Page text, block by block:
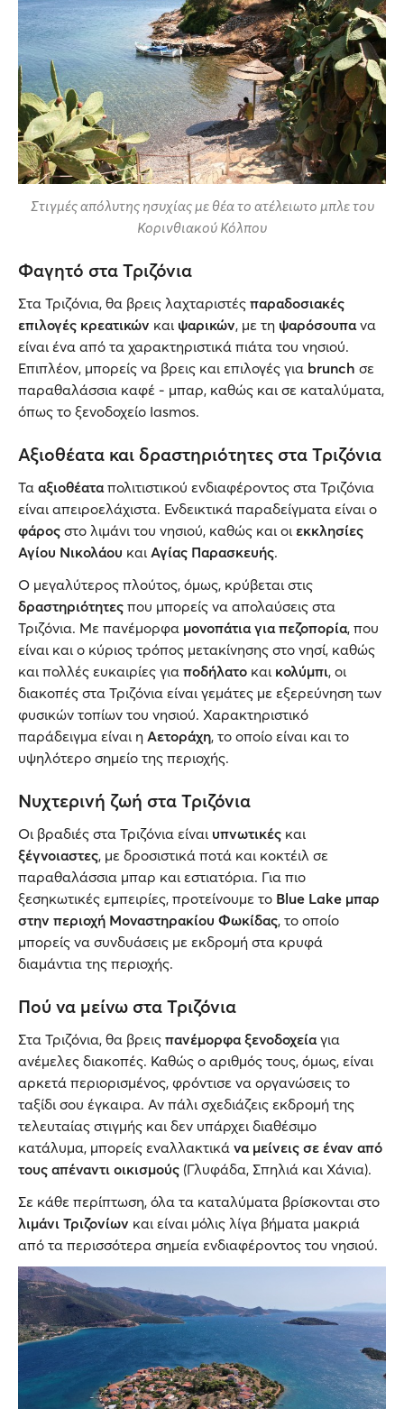
Στιγμές απόλυτης ησυχίας με θέα το ατέλειωτο μπλε του
Κορινθιακού Κόλπου
Φαγητό στα Τριζόνια
Στα Τριζόνια, θα βρεις λαχταριστές παραδοσιακές
επιλογές κρεατικών και ψαρικών, με τη ψαρόσουπανα
είναι ένα από τα χαρακτηριστικά πιάτα του νησιού.
Επιπλέον, μπορείς να βρεις και επιλογές για brunch σε
παραθαλάσσια καφέ - μπαρ, καθώς και σε καταλύματα,
όπως το ξενοδοχείο Iasmos.
Αξιοθέατα και δραστηριότητες στα Τριζόνια
Τα αξιοθέαταπολιτιστικού ενδιαφέροντος στα Τριζόνια
είναι απειροελάχιστα. Ενδεικτικά παραδείγματα είναι ο
φάρος στο λιμάνι του νησιού, καθώς και οι εκκλησίες
Αγίου Νικολάου και Αγίας Παρασκευής.
Ο μεγαλύτερος πλούτος, όμως, κρύβεται στις
δραστηριότητες που μπορείς να απολαύσεις στα
Τριζόνια. Με πανέμορφα μονοπάτια για πεζοπορία, που
είναι και ο κύριος τρόπος μετακίνησης στο νησί, καθώς
και πολλές ευκαιρίες για ποδήλατο και κολύμπι, οι
διακοπές στα Τριζόνια είναι γεμάτες με εξερεύνηση των
φυσικών τοπίων του νησιού. Χαρακτηριστικό
παράδειγμα είναι η Αετοράχη, το οποίο είναι και το
υψηλότερο σημείο της περιοχής.
Νυχτερινή ζωή στα Τριζόνια
Οι βραδιές στα Τριζόνια είναι υπνωτικές και
ξέγνοιαστες, με δροσιστικά ποτά και κοκτέιλ σε
παραθαλάσσια μπαρ και εστιατόρια. Για πιο
ξεσηκωτικές εμπειρίες, προτείνουμε το Blue Lake μπαρ
στην περιοχή Μοναστηρακίου Φωκίδας, το οποίο
μπορείς να συνδυάσεις με εκδρομή στα κρυφά
διαμάντια της περιοχής.
Πού να μείνω στα Τριζόνια
Στα Τριζόνια, θα βρεις πανέμορφα ξενοδοχείαγια
ανέμελες διακοπές. Καθώς ο αριθμός τους, όμως, είναι
αρκετά περιορισμένος, φρόντισε να οργανώσεις το
ταξίδι σου έγκαιρα. Αν πάλι σχεδιάζεις εκδρομή της
τελευταίας στιγμής και δεν υπάρχει διαθέσιμο
κατάλυμα, μπορείς εναλλακτικά να μείνεις σε έναν από
τους απέναντι οικισμούς (Γλυφάδα, Σπηλιά και Χάνια).
Σε κάθε περίπτωση, όλα τα καταλύματα βρίσκονται στο
λιμάνι Τριζονίων και είναι μόλις λίγα βήματα μακριά
από τα περισσότερα σημεία ενδιαφέροντος του νησιού.